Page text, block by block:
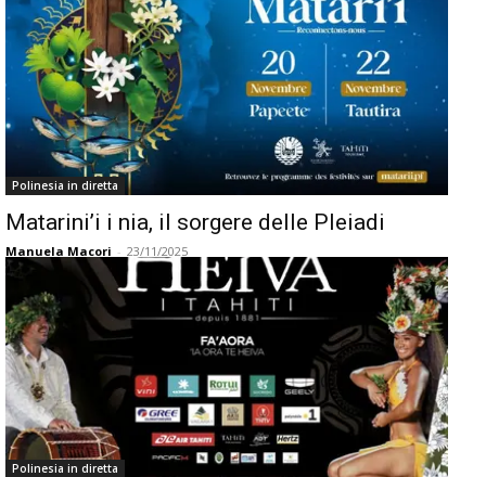
Polinesia in diretta
Matarini’i i nia, il sorgere delle Pleiadi
Manuela Macori - 23/11/2025
Polinesia in diretta